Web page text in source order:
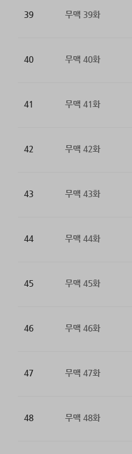
39 무맥 39화
40 무맥 40화
41 무맥 41화
42 무맥 42화
43 무맥 43화
44 무맥 44화
45 무맥 45화
46 무맥 46화
47 무맥 47화
48 무맥 48화